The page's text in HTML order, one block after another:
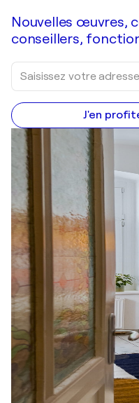
Nouvelles œuvres,
conseillers,
J'en